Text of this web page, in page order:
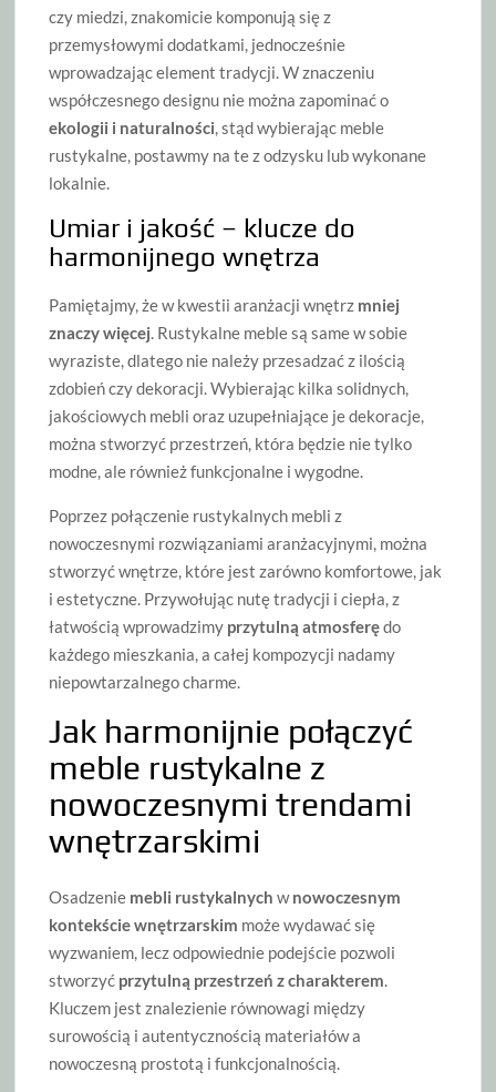
czy miedzi, znakomicie komponują się z
przemysłowymi dodatkami, jednocześnie
wprowadzając element tradycji. W znaczeniu
współczesnego designu nie można zapominać o
ekologii i naturalności, stąd wybierając meble
rustykalne, postawmy na te z odzysku lub wykonane
lokalnie.
Umiar i jakość – klucze do
harmonijnego wnętrza
Pamiętajmy, że w kwestii aranżacji wnętrz mniej
znaczy więcej. Rustykalne meble są same w sobie
wyraziste, dlatego nie należy przesadzać z ilością
zdobień czy dekoracji. Wybierając kilka solidnych,
jakościowych mebli oraz uzupełniające je dekoracje,
można stworzyć przestrzeń, która będzie nie tylko
modne, ale również funkcjonalne i wygodne.
Poprzez połączenie rustykalnych mebli z
nowoczesnymi rozwiązaniami aranżacyjnymi, można
stworzyć wnętrze, które jest zarówno komfortowe, jak
i estetyczne. Przywołując nutę tradycji i ciepła, z
łatwością wprowadzimy przytulną atmosferędo
każdego mieszkania, a całej kompozycji nadamy
niepowtarzalnego charme.
Jak harmonijnie połączyć
meble rustykalne z
nowoczesnymi trendami
wnętrzarskimi
Osadzenie mebli rustykalnych wnowoczesnym
kontekście wnętrzarskim może wydawać się
wyzwaniem, lecz odpowiednie podejście pozwoli
stworzyć przytulną przestrzeń z charakterem.
Kluczem jest znalezienie równowagi między
surowością i autentycznością materiałów a
nowoczesną prostotą i funkcjonalnością.